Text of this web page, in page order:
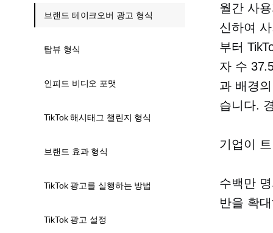
월간 사
신하여
부터
자 수
과 배경
습니다.
기업이
수백만
반을 확
브랜드 테이크오버 광고 형식
탑뷰 형식
인피드 비디오 포맷
TikTok 해시태그 챌린지 형식
브랜드 효과 형식
TikTok 광고를 실행하는 방법
TikTok 광고 설정